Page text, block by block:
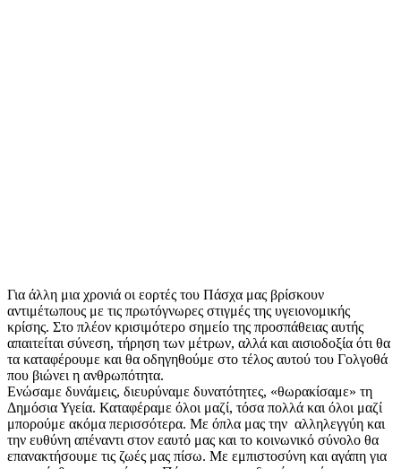
Για άλλη μια χρονιά οι εορτές του Πάσχα μας βρίσκουν
αντιμέτωπους με τις πρωτόγνωρες στιγμές της υγειονομικής
κρίσης. Στο πλέον κρισιμότερο σημείο της προσπάθειας αυτής
απαιτείται σύνεση, τήρηση των μέτρων, αλλά και αισιοδοξία ότι θα
τα καταφέρουμε και θα οδηγηθούμε στο τέλος αυτού του Γολγοθά
που βιώνει η ανθρωπότητα.
Ενώσαμε δυνάμεις, διευρύναμε δυνατότητες, «θωρακίσαμε» τη
Δημόσια Υγεία. Καταφέραμε όλοι μαζί, τόσα πολλά και όλοι μαζί
μπορούμε ακόμα περισσότερα. Με όπλα μας την αλληλεγγύη και
την ευθύνη απέναντι στον εαυτό μας και το κοινωνικό σύνολο θα
επανακτήσουμε τις ζωές μας πίσω. Με εμπιστοσύνη και αγάπη για